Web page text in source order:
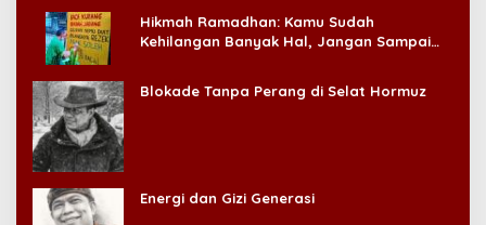
Hikmah Ramadhan: Kamu Sudah
Kehilangan Banyak Hal, Jangan Sampai
Blokade Tanpa Perang di Selat Hormuz
Energi dan Gizi Generasi